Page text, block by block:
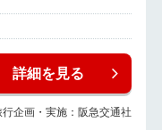
詳細を見る
行企画・実施：阪急交通社